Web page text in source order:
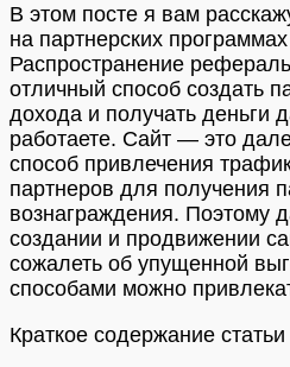
В этом посте я вам
на партнерских
Распространение
отличный способ создать
дохода и получать деньги
работаете. Сайт — это
способ привлечения
партнеров для получения
вознаграждения. Поэтому
создании и продвижении
сожалеть об упущенной
способами можно
Краткое содержание статьи